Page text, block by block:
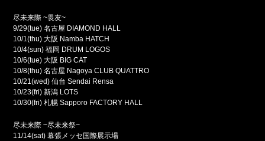
尽未来際 ~畏友~
9/29(tue) 名古屋 DIAMOND HALL
10/1(thu) 大阪 Namba HATCH
10/4(sun) 福岡 DRUM LOGOS
10/6(tue) 大阪 BIG CAT
10/8(thu) 名古屋 Nagoya CLUB QUATTRO
10/21(wed) 仙台 Sendai Rensa
10/23(fri) 新潟 LOTS
10/30(fri) 札幌 Sapporo FACTORY HALL
尽未来際 ~尽未来祭~
11/14(sat) 幕張メッセ国際展示場